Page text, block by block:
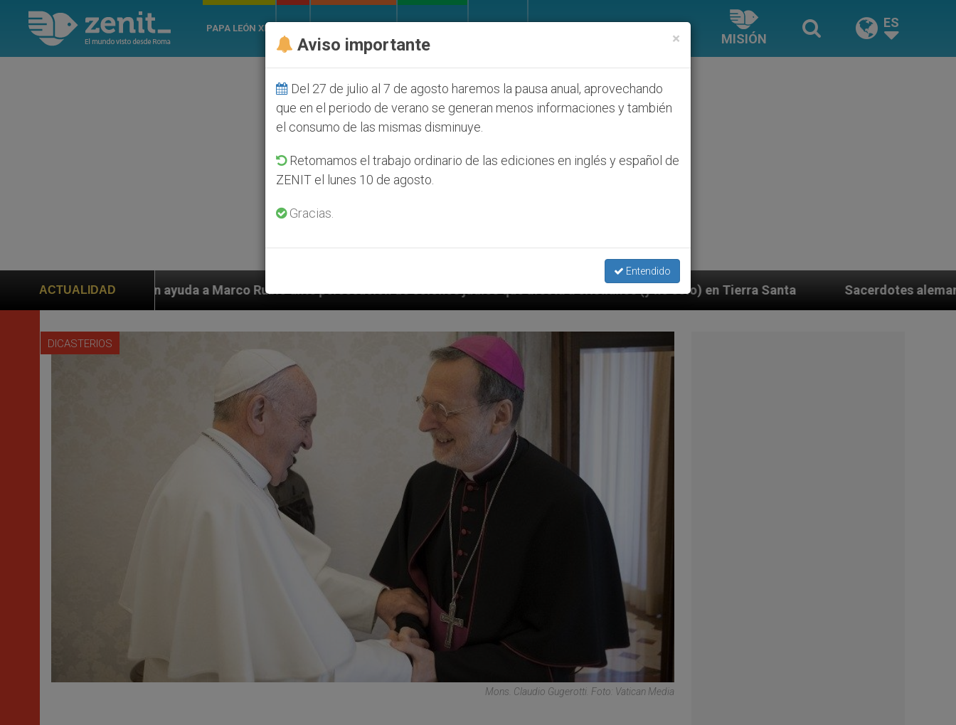
PAPA LEÓN XIV
MISIÓN
ES
ACTUALIDAD
a Marco Rubio ante persecución de colonos judíos que afecta a cristianos (y no sólo) en Tierra Santa Sacerdotes alemanes fieles al Papa
DICASTERIOS
Mons. Claudio Gugerotti. Foto: Vatican Media
×
Aviso importante
Del 27 de julio al 7 de agosto haremos la pausa anual, aprovechando
que en el periodo de verano se generan menos informaciones y también
el consumo de las mismas disminuye.
Retomamos el trabajo ordinario de las ediciones en inglés y español de
ZENIT el lunes 10 de agosto.
Gracias.
Entendido